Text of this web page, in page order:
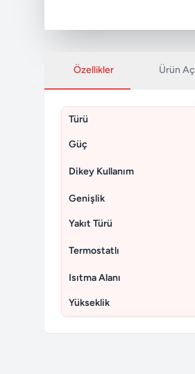
Özellikler Ürün
Türü
Güç
Dikey Kullanım
Genişlik
Yakıt Türü
Termostatlı
Isıtma Alanı
Yükseklik